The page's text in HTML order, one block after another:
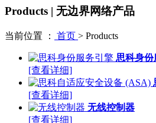
Products | 无边界网络产品
当前位置 ： 首页 > Products
思科身份
[查看详细]
[查看详细]
无线控制器
[查看详细]